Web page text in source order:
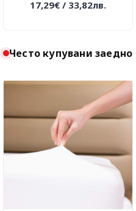
17,29€ / 33,82лв.
Често купувани заедно